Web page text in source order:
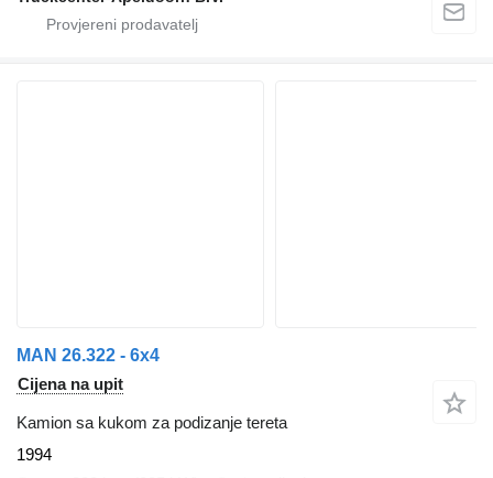
MAN 26.322 - 6x4
Cijena na upit
Kamion sa kukom za podizanje tereta
1994